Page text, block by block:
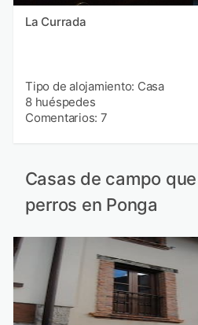
La Currada
Tipo de alojamiento: Casa
8 huéspedes
Comentarios: 7
Casas de campo
perros en Ponga